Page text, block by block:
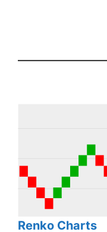
Renko Charts